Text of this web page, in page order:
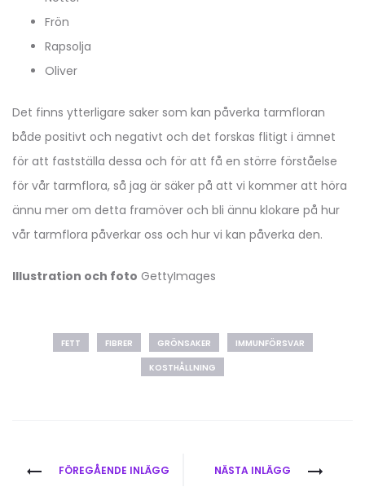
Frön
Rapsolja
Oliver
Det finns ytterligare saker som kan påverka tarmfloran
både positivt och negativt och det forskas flitigt i ämnet
för att fastställa dessa och för att få en större förståelse
för vår tarmflora, så jag är säker på att vi kommer att höra
ännu mer om detta framöver och bli ännu klokare på hur
vår tarmflora påverkar oss och hur vi kan påverka den.
Illustration och foto GettyImages
FETT FIBRER GRÖNSAKER
IMMUNFÖRSVAR
KOSTHÅLLNING
Inläggsnavigering
FÖREGÅENDE INLÄGG NÄSTA INLÄGG